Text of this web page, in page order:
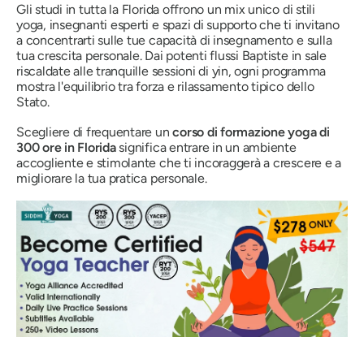
Gli studi in tutta la Florida offrono un mix unico di stili
yoga, insegnanti esperti e spazi di supporto che ti invitano
a concentrarti sulle tue capacità di insegnamento e sulla
tua crescita personale. Dai potenti flussi Baptiste in sale
riscaldate alle tranquille sessioni di yin, ogni programma
mostra l'equilibrio tra forza e rilassamento tipico dello
Stato.
Scegliere di frequentare un corso di formazione yoga di
300 ore in Floridasignifica entrare in un ambiente
accogliente e stimolante che ti incoraggerà a crescere e a
migliorare la tua pratica personale.